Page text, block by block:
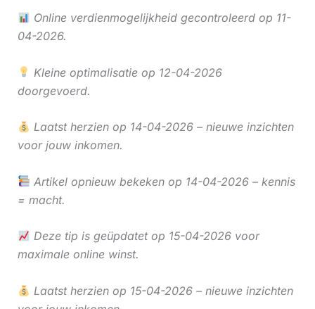
Online verdienmogelijkheid gecontroleerd op 11-
04-2026.
Kleine optimalisatie op 12-04-2026
doorgevoerd.
Laatst herzien op 14-04-2026 – nieuwe inzichten
voor jouw inkomen.
Artikel opnieuw bekeken op 14-04-2026 – kennis
= macht.
Deze tip is geüpdatet op 15-04-2026 voor
maximale online winst.
Laatst herzien op 15-04-2026 – nieuwe inzichten